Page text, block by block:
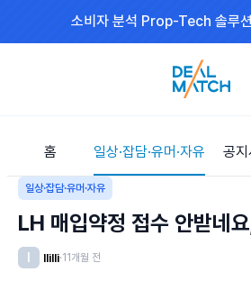
소비자 분석 Prop-Tech 솔루
홈 일상·잡담·유머·자유 공
일상·잡담·유머·자유
LH 매입약정 접수 안받네
l llilli·11개월 전